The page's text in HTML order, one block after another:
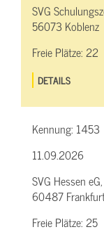
SVG
56073 Koblenz
Freie Plätze:22
DETAILS
Kennung: 1453
11.09.2026
SVG Hessen
60487
Freie Plätze:25